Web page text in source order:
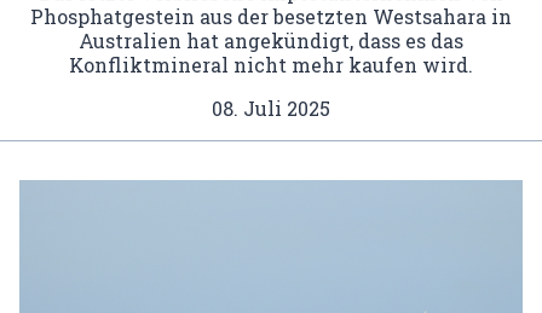
Phosphatgestein aus der besetzten Westsahara in
Australien hat angekündigt, dass es das
Konfliktmineral nicht mehr kaufen wird.
08. Juli 2025